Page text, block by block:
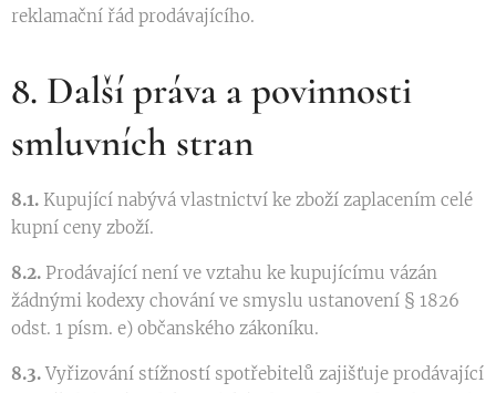
reklamační řád prodávajícího.
8. Další práva a povinnosti
smluvních stran
8.1. Kupující nabývá vlastnictví ke zboží zaplacením celé
kupní ceny zboží.
8.2. Prodávající není ve vztahu ke kupujícímu vázán
žádnými kodexy chování ve smyslu ustanovení § 1826
odst. 1 písm. e) občanského zákoníku.
8.3.Vyřizování stížností spotřebitelů zajišťuje prodávající